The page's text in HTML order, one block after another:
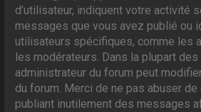
d’utilisateur, indiquent votre activité
messages que vous avez publié ou
utilisateurs spécifiques, comme les
les modérateurs. Dans la plupart des
administrateur du forum peut
du forum. Merci de ne pas abuser
publiant inutilement des messages